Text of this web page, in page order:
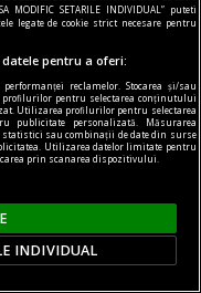
convertor prin
transmiterea
IT și
de date
SETARILE INDIVIDUAL” puteti
legate de cookie strict necesare pentru
pentru a oferi:
reclamelor. Stocarea și/sau
pentru selectarea conținutului
Utilizarea profilurilor pentru selectarea
publicitate personalizată. Măsurarea
sau combinații de date din surse
Utilizarea datelor limitate pentru
prin scanarea dispozitivului.
INDIVIDUAL